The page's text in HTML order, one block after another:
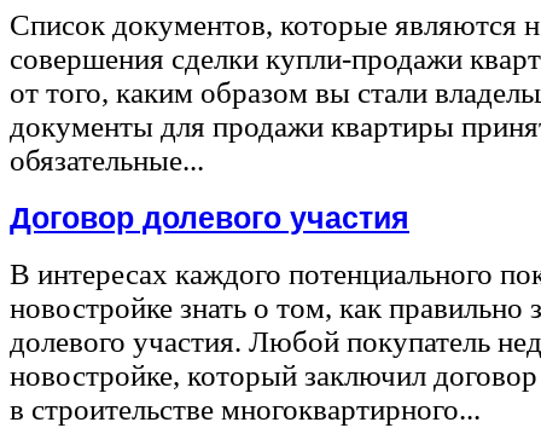
Список документов, которые являются
совершения сделки купли-продажи
от того, каким образом вы стали
документы для продажи квартиры
обязательные...
Договор долевого участия
В интересах каждого потенциального
новостройке знать о том, как правильно
долевого участия. Любой покупатель
новостройке, который заключил
в строительстве многоквартирного...